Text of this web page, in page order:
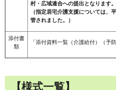
村・広域連合への提出となります。
（指定居宅介護支援については、
管されました。）
添付書
類
「添付資料一覧（介護給付）（予
【様式一覧】